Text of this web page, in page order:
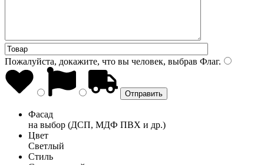
Пожалуйста, докажите, что вы человек, выбрав Флаг.
Фасад
на выбор (ДСП, МДФ ПВХ и др.)
Цвет
Светлый
Стиль